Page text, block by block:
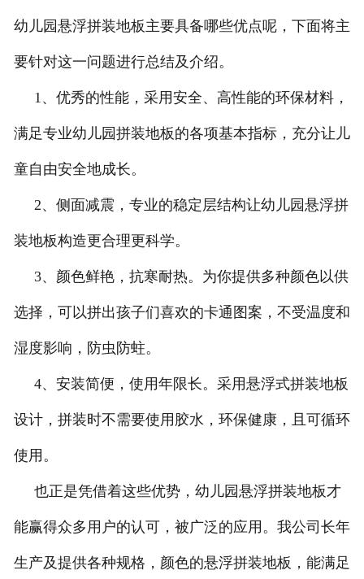
幼儿园悬浮拼装地板主要具备哪些优点呢，下面将主
要针对这一问题进行总结及介绍。
1、优秀的性能，采用安全、高性能的环保材料，
满足专业幼儿园拼装地板的各项基本指标，充分让儿
童自由安全地成长。
2、侧面减震，专业的稳定层结构让幼儿园悬浮拼
装地板构造更合理更科学。
3、颜色鲜艳，抗寒耐热。为你提供多种颜色以供
选择，可以拼出孩子们喜欢的卡通图案，不受温度和
湿度影响，防虫防蛀。
4、安装简便，使用年限长。采用悬浮式拼装地板
设计，拼装时不需要使用胶水，环保健康，且可循环
使用。
也正是凭借着这些优势，幼儿园悬浮拼装地板才
能赢得众多用户的认可，被广泛的应用。我公司长年
生产及提供各种规格，颜色的悬浮拼装地板，能满足